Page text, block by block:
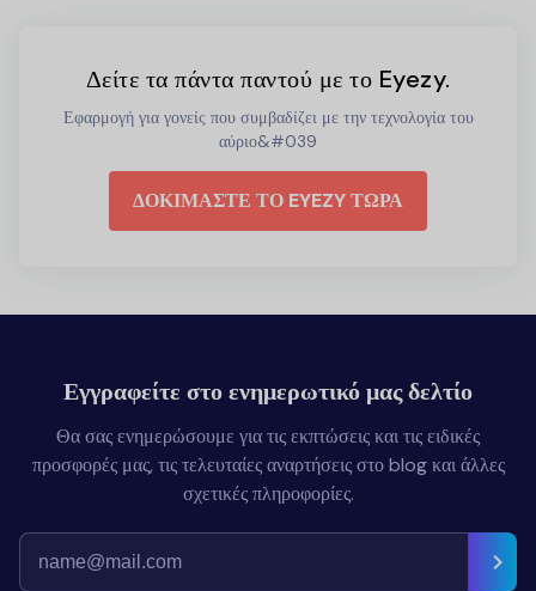
Δείτε τα πάντα παντού με το Eyezy.
Εφαρμογή για γονείς που συμβαδίζει με την τεχνολογία του
αύριο&#039
ΔΟΚΙΜΑΣΤΕ ΤΟ EYEZY ΤΩΡΑ
Εγγραφείτε στο ενημερωτικό μας δελτίο
Θα σας ενημερώσουμε για τις εκπτώσεις και τις ειδικές
προσφορές μας, τις τελευταίες αναρτήσεις στο blog και άλλες
σχετικές πληροφορίες.